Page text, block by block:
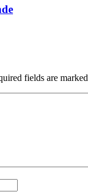
fields are marked